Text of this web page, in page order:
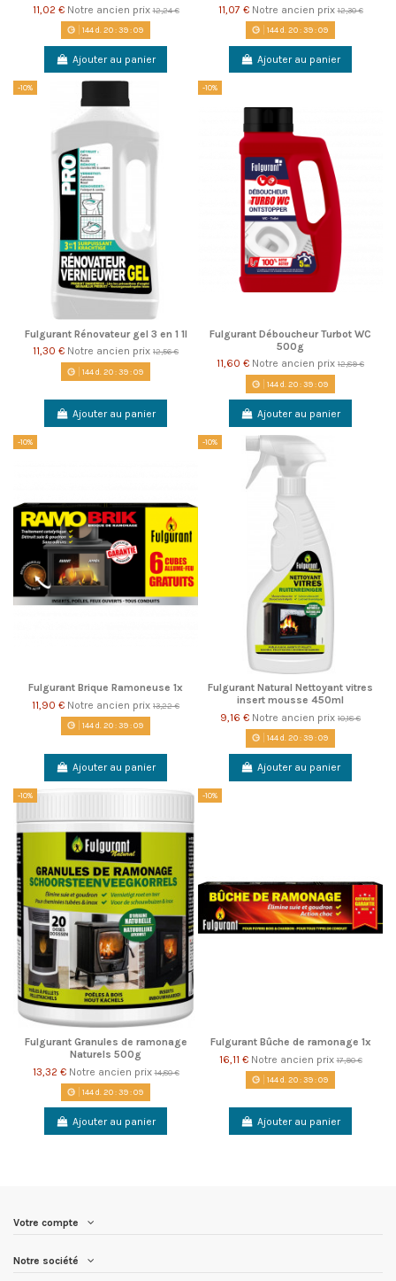
11,02 € Notre ancien prix12,24 €
144d. 20:39:08
Ajouter au panier
11,07 € Notre ancien prix12,30 €
144d. 20:39:08
Ajouter au panier
-10%
Fulgurant Rénovateur gel 3 en 1 1l
11,30 € Notre ancien prix 12,56 €
144d. 20:39:08
Ajouter au panier
-10%
Fulgurant Déboucheur Turbot WC
500g
11,60 € Notre ancien prix 12,89 €
144d. 20:39:08
Ajouter au panier
-10%
Fulgurant Brique Ramoneuse 1x
11,90 € Notre ancien prix 13,22 €
144d. 20:39:08
Ajouter au panier
-10%
Fulgurant Natural Nettoyant vitres
insert mousse 450ml
9,16 € Notre ancien prix 10,18 €
144d. 20:39:08
Ajouter au panier
-10%
Fulgurant Granules de ramonage
Naturels 500g
13,32 € Notre ancien prix14,80 €
144d. 20:39:08
Ajouter au panier
-10%
Fulgurant Bûche de ramonage 1x
16,11 € Notre ancien prix17,90 €
144d. 20:39:08
Ajouter au panier
Votre compte
Notre société